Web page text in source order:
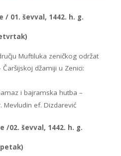
/ 01. ševval, 1442. h. g.
Muftiluka zeničkog održat
džamiji u Zenici:
i bajramska hutba –
Mevludin ef. Dizdarević
/02. ševval, 1442. h. g.